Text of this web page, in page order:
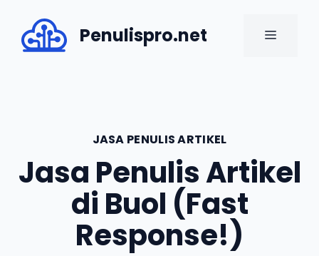
content
Penulispro.net MENU
JASA PENULIS ARTIKEL
Jasa Penulis Artikel
di Buol (Fast
Response!)